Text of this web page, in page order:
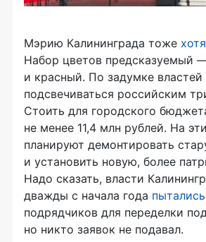
Мэрию Калининграда тоже
Набор цветов предсказуемый
и красный. По задумке
подсвечиваться российским
Стоить для городского
не менее 11,4 млн рублей. На
планируют демонтировать
и установить новую, более
Надо сказать, власти
дважды с начала года
подрядчиков для переделки
но никто заявок не подавал.